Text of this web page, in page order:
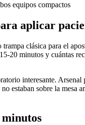
equipos compactos
aplicar
clásica para el
20 minutos y cuántas
interesante.
estaban sobre la mesa